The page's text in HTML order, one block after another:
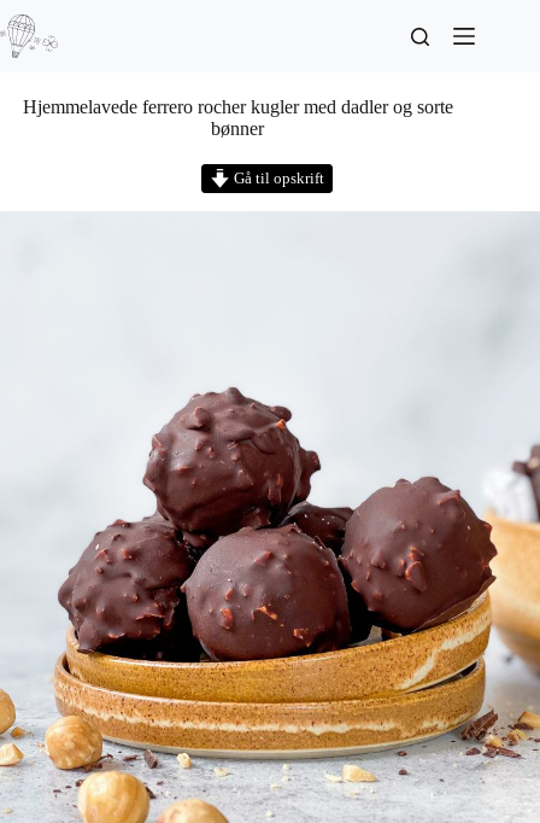
Hjemmelavede ferrero rocher kugler med dadler og sorte
bønner
Gå til opskrift